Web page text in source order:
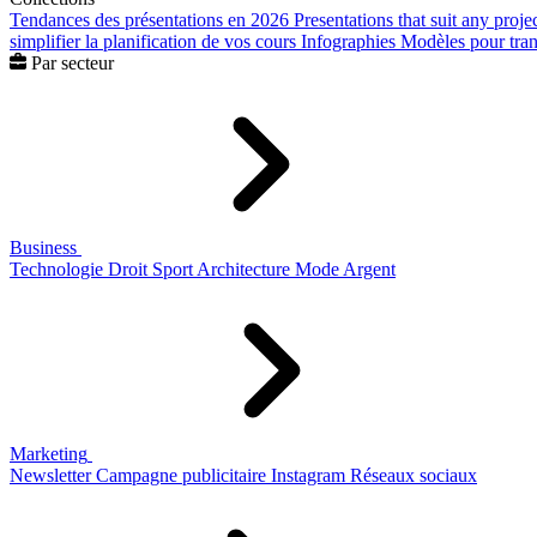
Tendances des présentations en 2026 Presentations that suit any
simplifier la planification de vos cours Infographies Modèles pour
Par secteur
Business
Technologie Droit Sport Architecture Mode Argent
Marketing
Newsletter Campagne publicitaire Instagram Réseaux sociaux